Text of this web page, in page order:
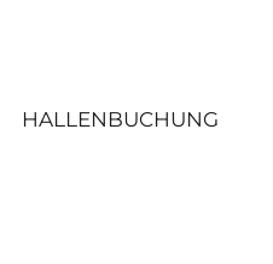
HALLENBUCHUNG